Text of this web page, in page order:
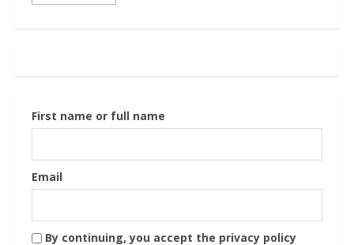
First name or full name
Email
By continuing, you accept the privacy policy